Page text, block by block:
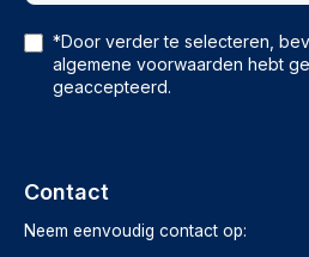
*Door verder te selecteren,
algemene voorwaarden hebt
geaccepteerd.
Contact
Neem eenvoudig contact op: